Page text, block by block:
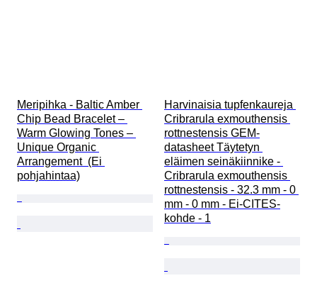
Meripihka - Baltic Amber
Chip Bead Bracelet –
Warm Glowing Tones –
Unique Organic
Arrangement  (Ei
pohjahintaa)
Harvinaisia tupfenkaureja
Cribrarula exmouthensis
rottnestensis GEM-
datasheet Täytetyn
eläimen seinäkiinnike -
Cribrarula exmouthensis
rottnestensis - 32.3 mm - 0
mm - 0 mm - Ei-CITES-
kohde - 1